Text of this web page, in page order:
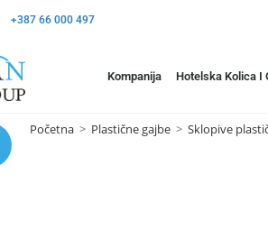
+387 66 000 497
Kompanija Hotelska Kolica I
Početna > Plastične gajbe > Sklopive